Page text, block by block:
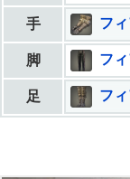
手 フ
脚 フ
足 フ